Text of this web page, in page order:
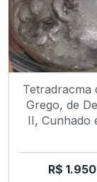
Tetradracma
Grego, de
II, Cunhado
R$